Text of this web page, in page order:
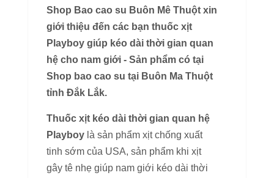
Shop Bao cao su Buôn Mê Thuột xin
giới thiệu đến các bạn thuốc xịt
Playboy giúp kéo dài thời gian quan
hệ cho nam giới - Sản phẩm có tại
Shop bao cao su tại Buôn Ma Thuột
tỉnh Đắk Lắk.
Thuốc xịt kéo dài thời gian quan hệ
Playboy là sản phẩm xịt chống xuất
tinh sớm của USA, sản phẩm khi xịt
gây tê nhẹ giúp nam giới kéo dài thời